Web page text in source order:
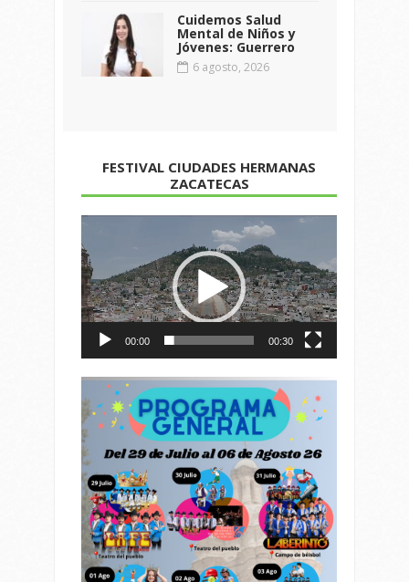
Cuidemos Salud
Mental de Niños y
Jóvenes: Guerrero
6 agosto, 2026
FESTIVAL CIUDADES HERMANAS
ZACATECAS
de
vídeo
00:00 00:30